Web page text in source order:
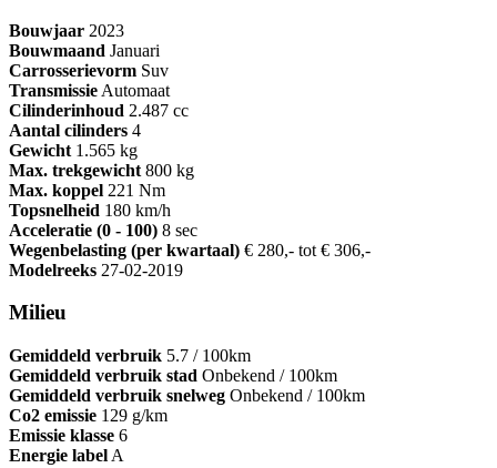
Bouwjaar 2023
Bouwmaand Januari
Carrosserievorm Suv
Transmissie Automaat
Cilinderinhoud 2.487 cc
Aantal cilinders 4
Gewicht 1.565 kg
Max. trekgewicht 800 kg
Max. koppel 221 Nm
Topsnelheid 180 km/h
Acceleratie (0 - 100) 8 sec
Wegenbelasting (per kwartaal) € 280,- tot € 306,-
Modelreeks 27-02-2019
Milieu
Gemiddeld verbruik 5.7 / 100km
Gemiddeld verbruik stad Onbekend / 100km
Gemiddeld verbruik snelweg Onbekend / 100km
Co2 emissie 129 g/km
Emissie klasse 6
Energie label A